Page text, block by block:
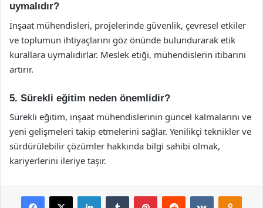
uymalıdır?
İnşaat mühendisleri, projelerinde güvenlik, çevresel etkiler
ve toplumun ihtiyaçlarını göz önünde bulundurarak etik
kurallara uymalıdırlar. Meslek etiği, mühendislerin itibarını
artırır.
5. Sürekli eğitim neden önemlidir?
Sürekli eğitim, inşaat mühendislerinin güncel kalmalarını ve
yeni gelişmeleri takip etmelerini sağlar. Yenilikçi teknikler ve
sürdürülebilir çözümler hakkında bilgi sahibi olmak,
kariyerlerini ileriye taşır.
Facebook
X LinkedInTumblr PinterestReddit VKontakte